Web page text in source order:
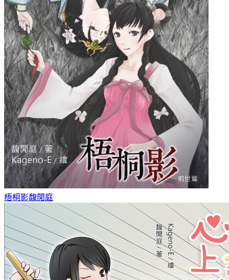
梧桐影馥閒庭